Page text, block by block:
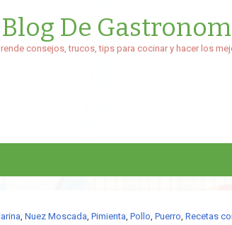
De
consejos, trucos, tips para cocinar y hacer los
, Nuez Moscada, Pimienta, Pollo, Puerro, Recetas